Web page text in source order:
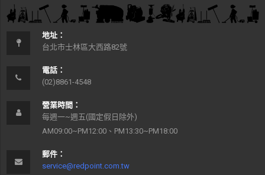
地址：
台北市士林區大西路82號
電話：
(02)8861-4548
營業時間：
每週一~週五(國定假日除外)
AM09:00~PM12:00、PM13:30~PM18:00
郵件：
service@redpoint.com.tw